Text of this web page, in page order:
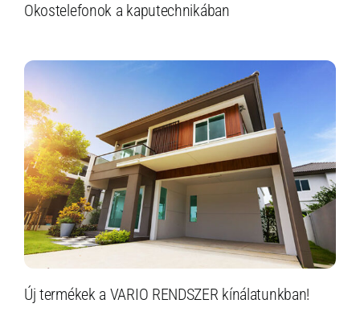
Okostelefonok a kaputechnikában
Új termékek a VARIO RENDSZER kínálatunkban!